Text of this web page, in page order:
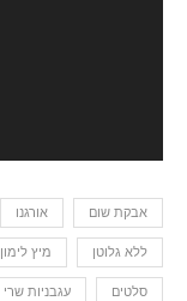
אבקת שום אורגנו
ללא גלוטן מיץ לימון
סלטים עגבניות שרי